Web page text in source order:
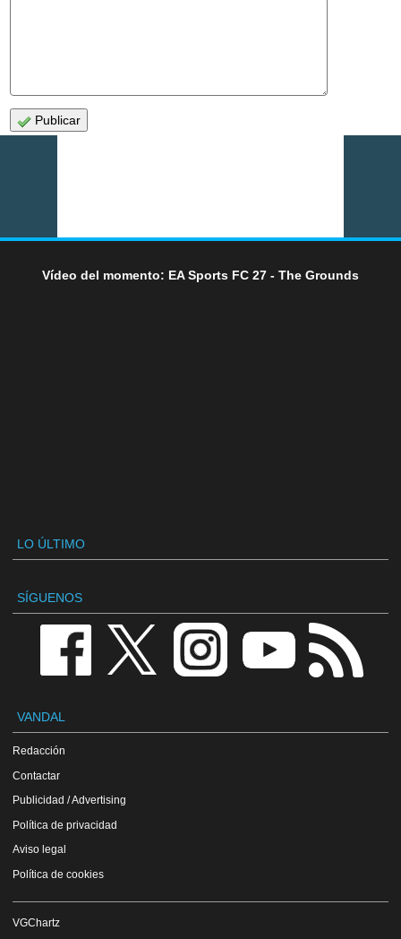
Publicar
Vídeo del momento: EA Sports FC 27 - The Grounds
LO ÚLTIMO
SÍGUENOS
VANDAL
Redacción
Contactar
Publicidad / Advertising
Política de privacidad
Aviso legal
Política de cookies
VGChartz